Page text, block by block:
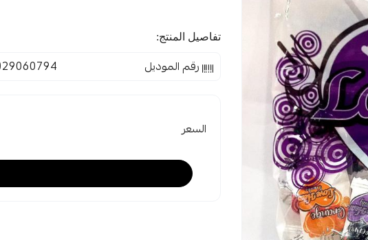
تفاصيل المنتج:
رقم الموديل
السعر